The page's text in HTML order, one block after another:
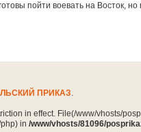
пойти воевать на Восток,
ПРИКАЗ.
in effect. File(/www/vhosts/
in /www/vhosts/81096/